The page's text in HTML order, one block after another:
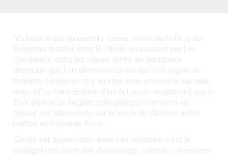
Ma boucle est souvent la même : partir de l’office de
Tourisme, trotter dans le village en passant par Les
Cordeliers, dans les vignes entre les nombreux
châteaux que l’on découvre et/ou que l’on apprécie.
Prendre 5 minutes et s’arrêter pour admirer la vue que
nous offre Saint-Emilion. Finir la boucle en passant par la
Tour du Roy ou l’église collégiale puis terminer en
faisant ses étirements sur la place du Clocher entre
l’office et l’hôtel de Pavie.
Ce qui est appréciable dans ces séances, c’est le
changement journalier du paysage, c’est le croisement